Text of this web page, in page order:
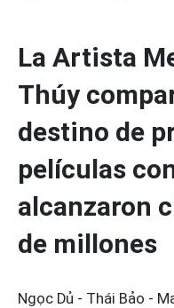
La Artista
Thúy
destino de
películas
alcanzaron
de millones
Ngọc Dủ - Thái Bảo -